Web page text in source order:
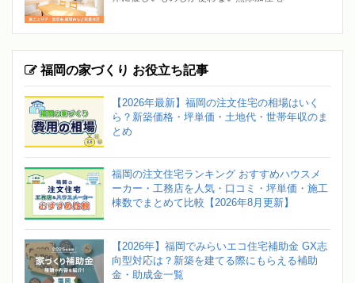
福岡の家づくり お役立ち記事
【2026年最新】福岡の注文住宅の相場はいく
ら？新築価格・坪単価・土地代・世帯年収のま
とめ
福岡の注文住宅ランキング おすすめハウスメ
ーカー・工務店を人気・口コミ・坪単価・施工
棟数でまとめて比較【2026年8月更新】
【2026年】福岡でみらいエコ住宅補助金 GX志
向型対応は？新築を建てる際にもらえる補助
金・助成金一覧